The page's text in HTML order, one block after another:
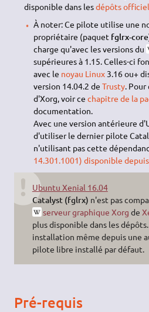
disponible dans lesdépôts
À noter: Ce pilote utilise une
propriétaire (paquet fglrx-core
charge qu'avec les versions du
supérieures à 1.15. Celles-ci
avec le noyau Linux 3.16 ou+
version 14.04.2 deTrusty.
d'Xorg, voir cechapitre de la
documentation.
Avec une version antérieure
d'utiliser le dernier pilote
n'utilisant pas cette
14.301.1001) disponible
Ubuntu Xenial 16.04
Catalyst (fglrx) n'est pas
serveur graphique Xorg de
plus disponible dans les
installation même depuis une
pilote libre installé par défaut.
Pré-requis